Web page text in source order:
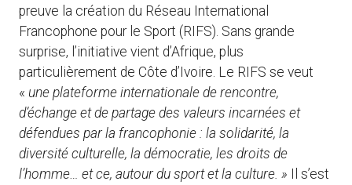
preuve la création du Réseau International
Francophone pour le Sport (RIFS). Sans grande
surprise, l’initiative vient d’Afrique, plus
particulièrement de Côte d’Ivoire. Le RIFS se veut
« une plateforme internationale de rencontre,
d’échange et de partage des valeurs incarnées et
défendues par la francophonie : la solidarité, la
diversité culturelle, la démocratie, les droits de
l’homme… et ce, autour du sport et la culture. » Il s’est